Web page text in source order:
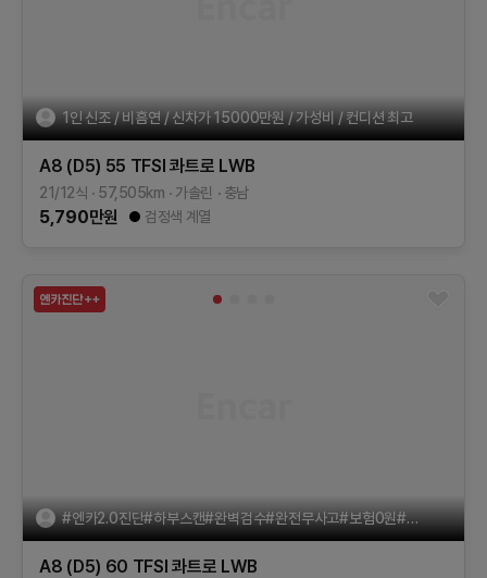
1인 신조 / 비흠연 / 신차가 15000만원 / 가성비 / 컨디션 최고
A8 (D5) 55 TFSI 콰트로 LWB
21/12식 57,505km 가솔린 충남
5,790만원 검정색 계열
#엔카2.0진단#하부스캔#완벽검수#완전무사고#보험0원#무도색#특A
A8 (D5) 60 TFSI 콰트로 LWB